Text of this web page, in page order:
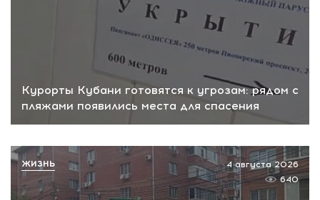
Курорты Кубани готовятся к угрозам: рядом с
пляжами появились места для спасения
4 августа 2026
640
ЖИЗНЬ